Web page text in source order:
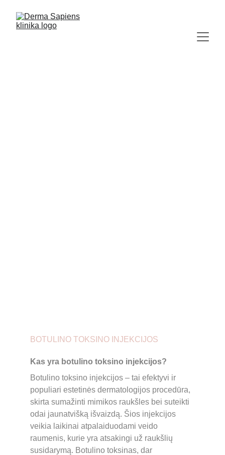
BOTULINO TOKSINO INJEKCIJOS
Kas yra botulino toksino injekcijos?
Botulino toksino injekcijos – tai efektyvi ir
populiari estetinės dermatologijos procedūra,
skirta sumažinti mimikos raukšles bei suteikti
odai jaunatvišką išvaizdą. Šios injekcijos
veikia laikinai atpalaiduodami veido
raumenis, kurie yra atsakingi už raukšlių
susidarymą. Botulino toksinas, dar